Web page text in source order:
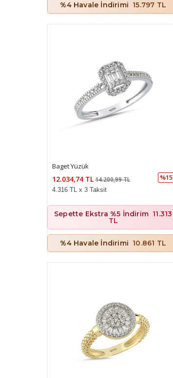
%4 Havale İndirimi 15.797 TL
Baget Yüzük
12.034,74 TL14.200,99 TL %15
4.316 TL x 3 Taksit
Sepette Ekstra %5 İndirim 11.313
TL
%4 Havale İndirimi 10.861 TL